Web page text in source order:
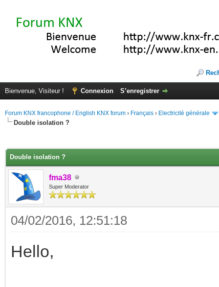
Bienvenue, Visiteur ! Connexion S’enregistrer
Forum KNX francophone / English KNX forum › Français › Electricité générale
Double isolation ?
Double isolation ?
fma38
Super Moderator
04/02/2016, 12:51:18
Hello,